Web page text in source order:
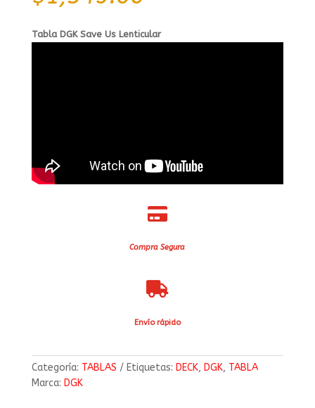
Tabla DGK Save Us Lenticular

Compra Segura

Envío rápido
Categoría: TABLAS Etiquetas: DECK, DGK, TABLA
Marca: DGK